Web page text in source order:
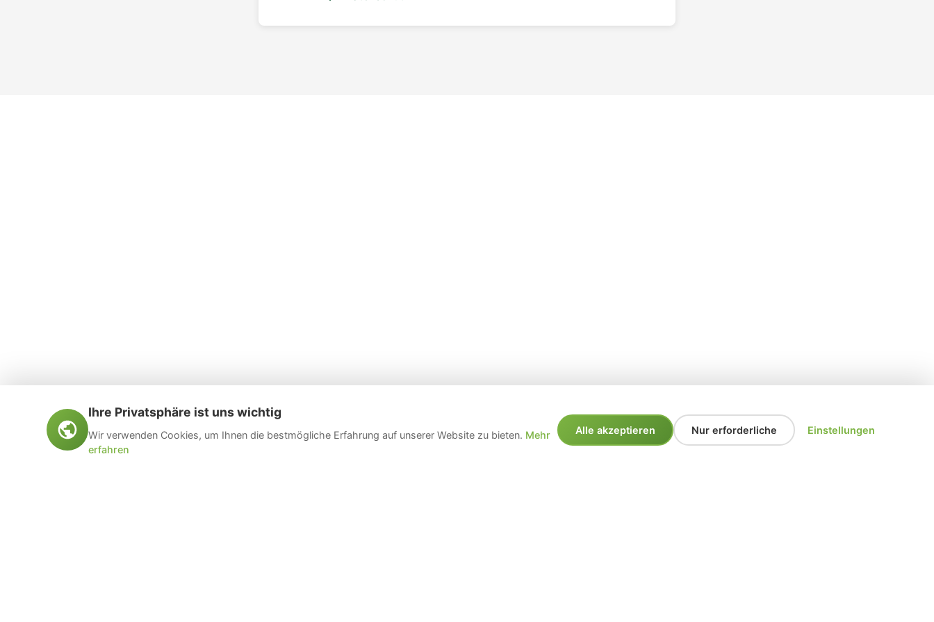
Ihre Privatsphäre ist uns wichtig
Wir verwenden Cookies, um Ihnen die bestmögliche Erfahrung auf unserer Website zu bieten. Mehr
erfahren
Alle akzeptieren Nur erforderliche Einstellungen